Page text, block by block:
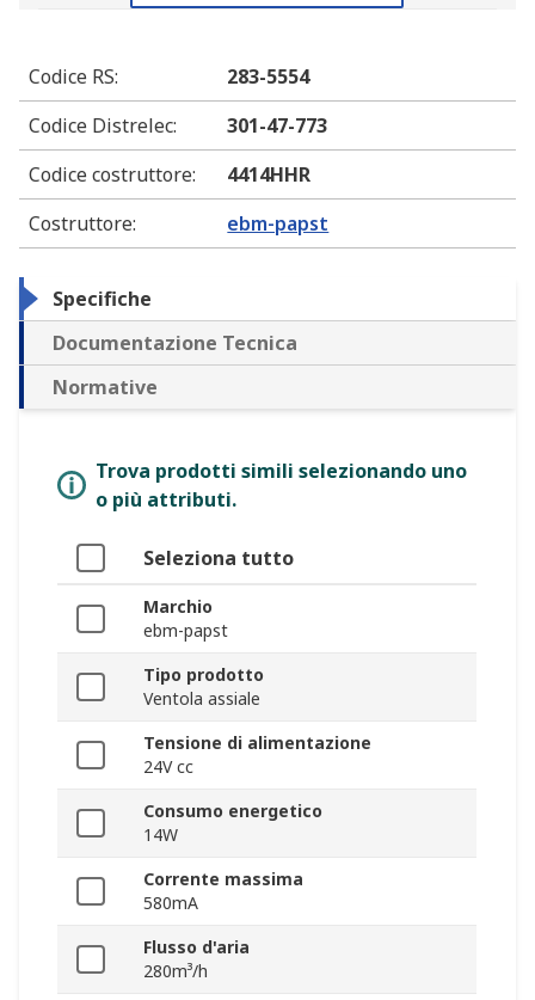
Codice RS:
283-5554
Codice Distrelec:
301-47-773
Codice costruttore:
4414HHR
Costruttore: ebm-papst
Specifiche
Documentazione Tecnica
Normative
Trova prodotti simili selezionando uno
o più attributi.
Seleziona tutto
Marchio
ebm-papst
Tipo prodotto
Ventola assiale
Tensione di alimentazione
24V cc
Consumo energetico
14W
Corrente massima
580mA
Flusso d'aria
280m³/h